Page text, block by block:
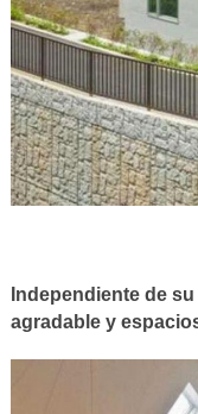
Independiente de
agradable y